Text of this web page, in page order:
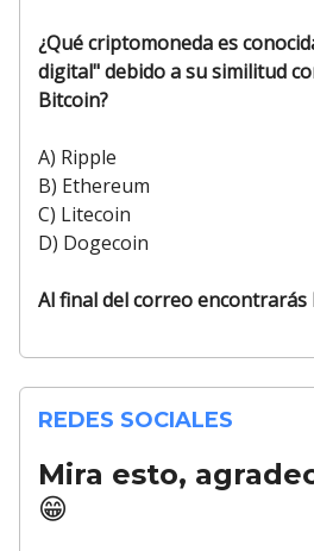
¿Qué criptomoneda es
digital" debido a su similitud
Bitcoin?
A) Ripple
B) Ethereum
C) Litecoin
D) Dogecoin
Al final del correo encontrarás
REDES SOCIALES
Mira esto,
😁